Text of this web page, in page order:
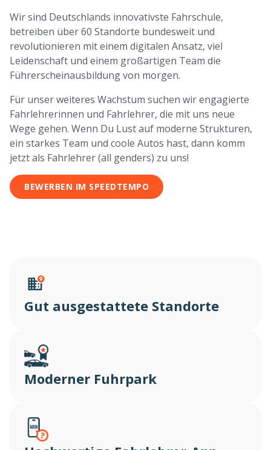
Wir sind Deutschlands innovativste Fahrschule,
betreiben über 60 Standorte bundesweit und
revolutionieren mit einem digitalen Ansatz, viel
Leidenschaft und einem großartigen Team die
Führerscheinausbildung von morgen.
Für unser weiteres Wachstum suchen wir engagierte
Fahrlehrerinnen und Fahrlehrer, die mit uns neue
Wege gehen. Wenn Du Lust auf moderne Strukturen,
ein starkes Team und coole Autos hast, dann komm
jetzt als Fahrlehrer (all genders) zu uns!
BEWERBEN IM SPEEDTEMPO
Gut ausgestattete Standorte
Moderner Fuhrpark